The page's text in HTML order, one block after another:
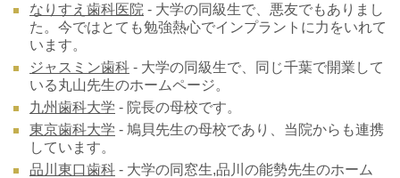
なりすえ歯科医院 - 大学の同級生で、悪友でもありまし
た。今ではとても勉強熱心でインプラントに力をいれて
います。
ジャスミン歯科 - 大学の同級生で、同じ千葉で開業して
いる丸山先生のホームページ。
九州歯科大学 - 院長の母校です。
東京歯科大学 - 鳩貝先生の母校であり、当院からも連携
しています。
品川東口歯科 - 大学の同窓生,品川の能勢先生のホーム